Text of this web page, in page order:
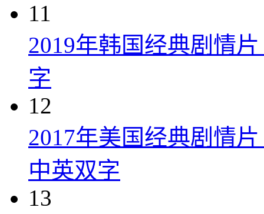
11
2019年韩国经典剧情
字
12
2017年美国经典剧情
中英双字
13